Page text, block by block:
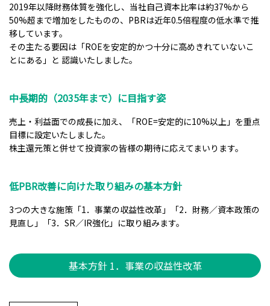
2019年以降財務体質を強化し、当社自己資本比率は約37%から
50%超まで増加をしたものの、PBRは近年0.5倍程度の低水準で推
移しています。
その主たる要因は「ROEを安定的かつ十分に高めきれていないこ
とにある」と 認識いたしました。
中長期的（2035年まで）に目指す姿
売上・利益面での成長に加え、「ROE=安定的に10%以上」を重点
目標に設定いたしました。
株主還元策と併せて投資家の皆様の期待に応えてまいります。
低PBR改善に向けた取り組みの基本方針
3つの大きな施策「1．事業の収益性改革」「2．財務／資本政策の
見直し」「3．SR／IR強化」に取り組みます。
基本方針 1．事業の収益性改革